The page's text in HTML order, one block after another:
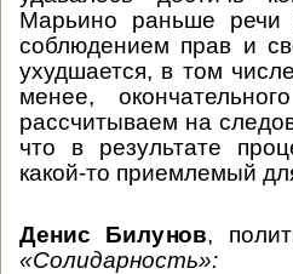
Марьино раньше
соблюдением прав и
ухудшается, в том
менее,
рассчитываем на
что в результате
какой-то приемлемый
Денис Билунов,
«Солидарность»: